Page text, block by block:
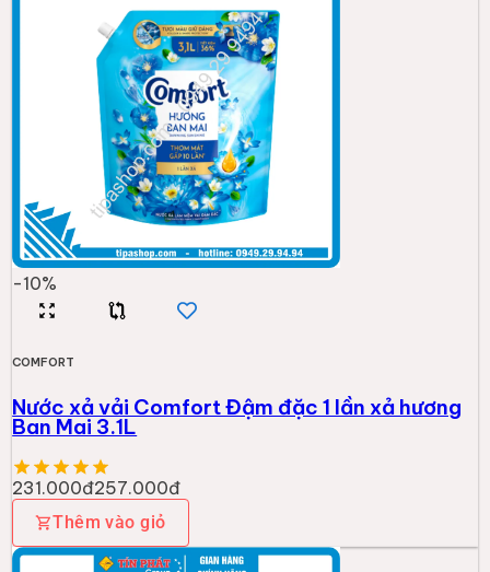
-10%
COMFORT
Nước xả vải Comfort Đậm đặc 1 lần xả hương
Ban Mai 3.1L
231.000đ257.000đ
Thêm vào giỏ